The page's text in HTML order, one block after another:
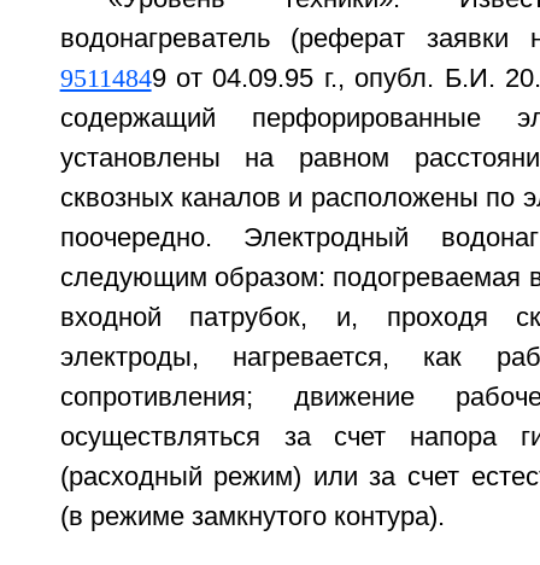
водонагреватель (реферат
95114849 от 04.09.95 г., опубл. Б.И.
содержащий перфорированные
установлены на равном
сквозных каналов и расположены по
поочередно. Электродный
следующим образом: подогреваемая
входной патрубок, и, проходя
электроды, нагревается, как
сопротивления; движение
осуществляться за счет напора
(расходный режим) или за счет
(в режиме замкнутого контура).